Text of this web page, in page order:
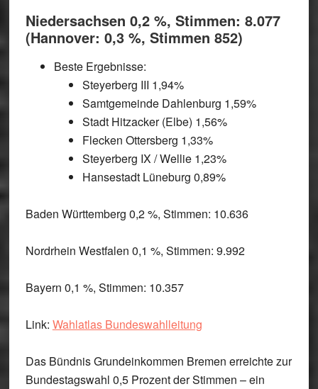
Niedersachsen 0,2 %, Stimmen: 8.077
(Hannover: 0,3 %, Stimmen 852)
Beste Ergebnisse:
Steyerberg III 1,94%
Samtgemeinde Dahlenburg 1,59%
Stadt Hitzacker (Elbe) 1,56%
Flecken Ottersberg 1,33%
Steyerberg IX / Wellie 1,23%
Hansestadt Lüneburg 0,89%
Baden Württemberg 0,2 %, Stimmen: 10.636
Nordrhein Westfalen 0,1 %, Stimmen: 9.992
Bayern 0,1 %, Stimmen: 10.357
Link: Wahlatlas Bundeswahlleitung
Das Bündnis Grundeinkommen Bremen erreichte zur
Bundestagswahl 0,5 Prozent der Stimmen – ein